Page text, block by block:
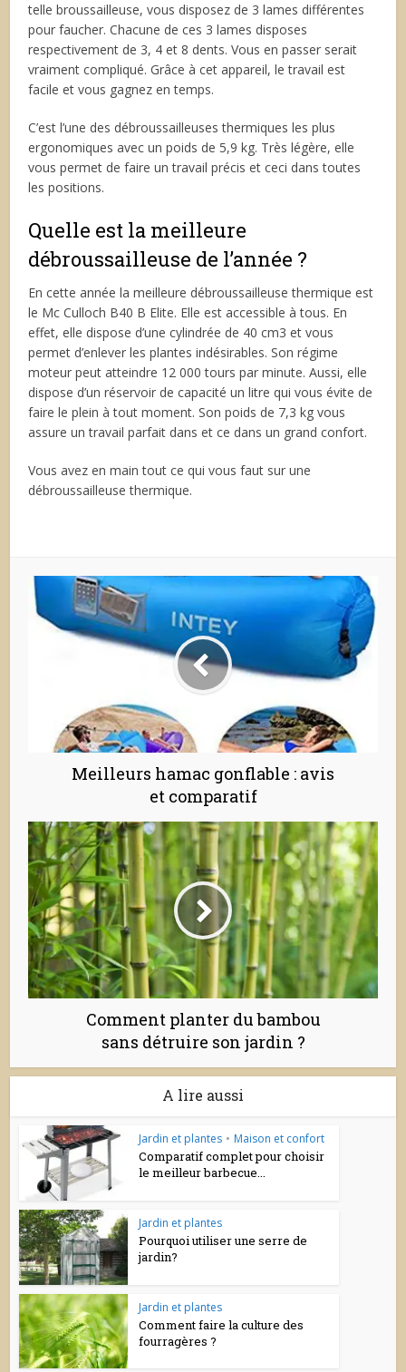
telle broussailleuse, vous disposez de 3 lames différentes
pour faucher. Chacune de ces 3 lames disposes
respectivement de 3, 4 et 8 dents. Vous en passer serait
vraiment compliqué. Grâce à cet appareil, le travail est
facile et vous gagnez en temps.
C’est l’une des débroussailleuses thermiques les plus
ergonomiques avec un poids de 5,9 kg. Très légère, elle
vous permet de faire un travail précis et ceci dans toutes
les positions.
Quelle est la meilleure
débroussailleuse de l’année ?
En cette année la meilleure débroussailleuse thermique est
le Mc Culloch B40 B Elite. Elle est accessible à tous. En
effet, elle dispose d’une cylindrée de 40 cm3 et vous
permet d’enlever les plantes indésirables. Son régime
moteur peut atteindre 12 000 tours par minute. Aussi, elle
dispose d’un réservoir de capacité un litre qui vous évite de
faire le plein à tout moment. Son poids de 7,3 kg vous
assure un travail parfait dans et ce dans un grand confort.
Vous avez en main tout ce qui vous faut sur une
débroussailleuse thermique.
Meilleurs hamac gonflable : avis
et comparatif
Comment planter du bambou
sans détruire son jardin ?
A lire aussi
Jardin et plantes • Maison et confort
Comparatif complet pour choisir
le meilleur barbecue...
Jardin et plantes
Pourquoi utiliser une serre de
jardin?
Jardin et plantes
Comment faire la culture des
fourragères ?